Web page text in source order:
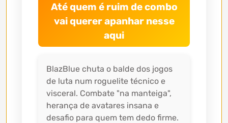
Até quem é ruim de combo
vai querer apanhar nesse
aqui
BlazBlue chuta o balde dos jogos
de luta num roguelite técnico e
visceral. Combate "na manteiga",
herança de avatares insana e
desafio para quem tem dedo firme.